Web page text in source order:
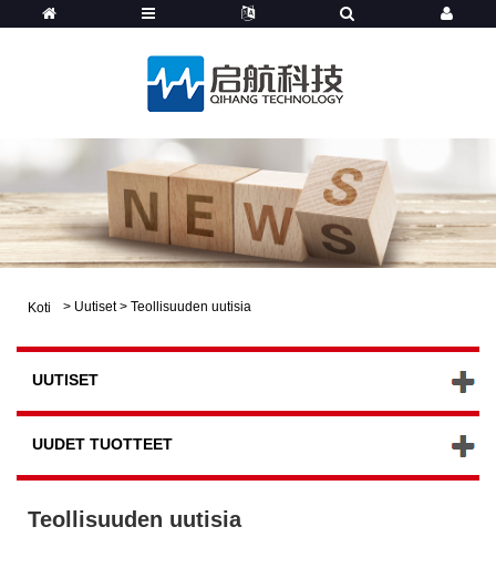
Koti > Uutiset > Teollisuuden uutisia
UUTISET
UUDET TUOTTEET
Teollisuuden uutisia